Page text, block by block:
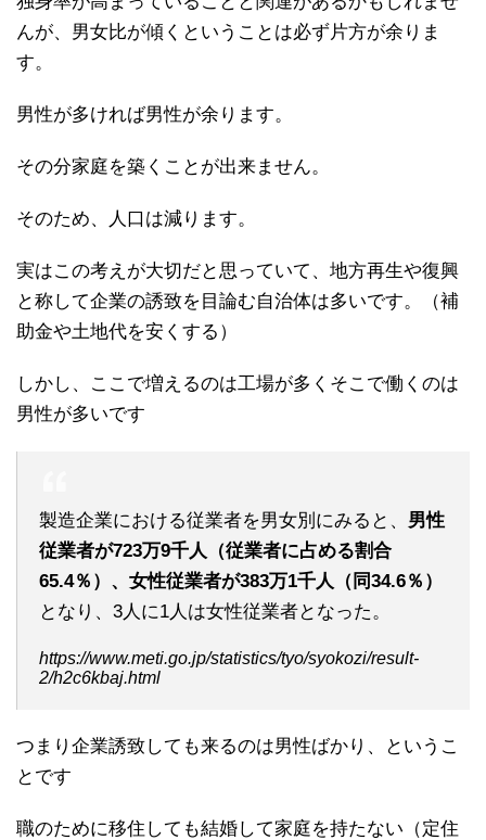
んが、男女比が傾くということは必ず片方が余りま
す。
男性が多ければ男性が余ります。
その分家庭を築くことが出来ません。
そのため、人口は減ります。
実はこの考えが大切だと思っていて、地方再生や復興
と称して企業の誘致を目論む自治体は多いです。（補
助金や土地代を安くする）
しかし、ここで増えるのは工場が多くそこで働くのは
男性が多いです
製造企業における従業者を男女別にみると、 男性
従業者が723万9千人（従業者に占める割合
65.4％）、女性従業者が383万1千人（同34.6％）
となり、3人に1人は女性従業者となった。
https://www.meti.go.jp/statistics/tyo/syokozi/result-
2/h2c6kbaj.html
つまり企業誘致しても来るのは男性ばかり、というこ
とです
職のために移住しても結婚して家庭を持たない（定住